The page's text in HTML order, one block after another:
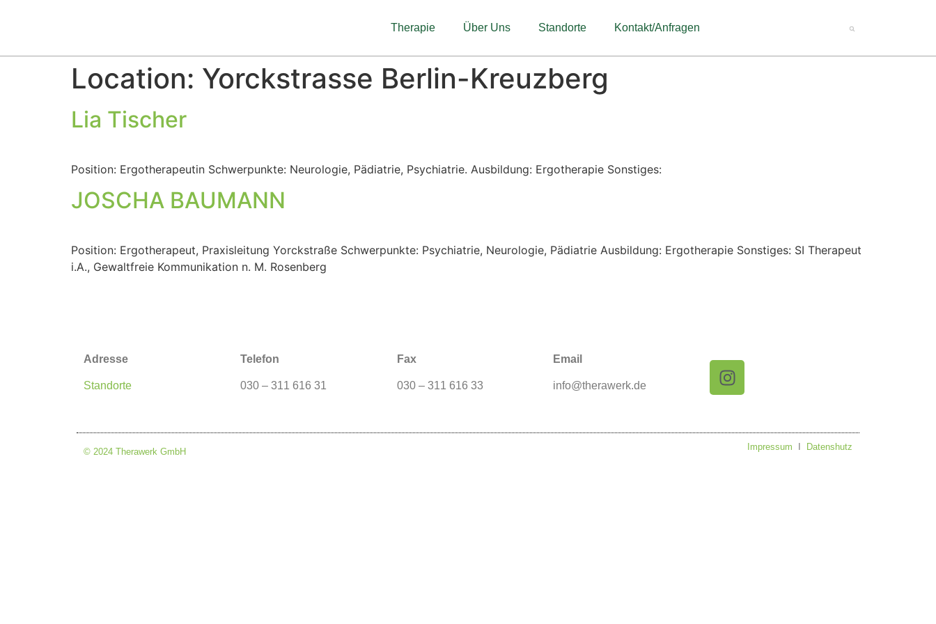
Therapie Über Uns Standorte Kontakt/Anfragen
Location: Yorckstrasse Berlin-Kreuzberg
Lia Tischer
Position: Ergotherapeutin Schwerpunkte: Neurologie, Pädiatrie, Psychiatrie. Ausbildung: Ergotherapie Sonstiges:
JOSCHA BAUMANN
Position: Ergotherapeut, Praxisleitung Yorckstraße Schwerpunkte: Psychiatrie, Neurologie, Pädiatrie Ausbildung: Ergotherapie Sonstiges: SI Therapeut
i.A., Gewaltfreie Kommunikation n. M. Rosenberg
Adresse
Standorte
Telefon
030 – 311 616 31
Fax
030 – 311 616 33
Email
info@therawerk.de
© 2024 Therawerk GmbH Impressum I Datenshutz